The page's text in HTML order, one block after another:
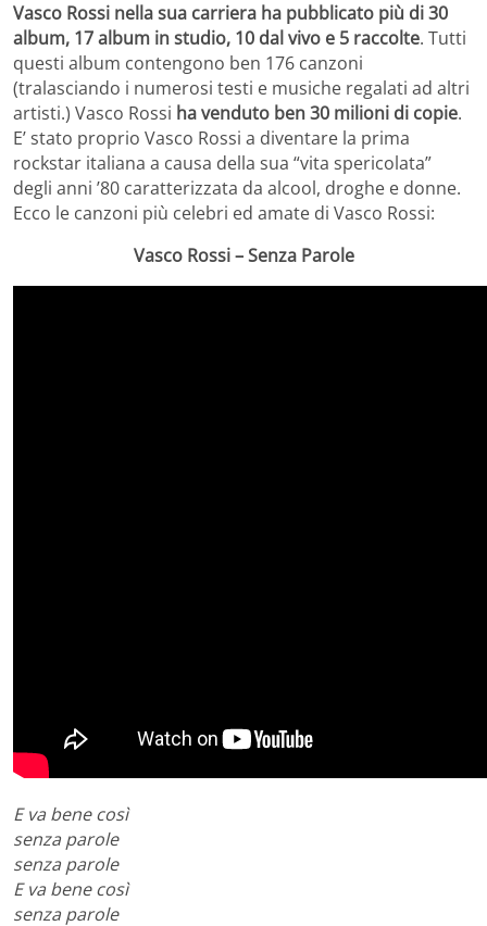
Vasco Rossi nella sua carriera ha pubblicato più di 30
album, 17 album in studio, 10 dal vivo e 5 raccolte. Tutti
questi album contengono ben 176 canzoni
(tralasciando i numerosi testi e musiche regalati ad altri
artisti.) Vasco Rossi ha venduto ben 30 milioni di copie.
E’ stato proprio Vasco Rossi a diventare la prima
rockstar italiana a causa della sua “vita spericolata”
degli anni ’80 caratterizzata da alcool, droghe e donne.
Ecco le canzoni più celebri ed amate di Vasco Rossi:
Vasco Rossi – Senza Parole
E va bene così
senza parole
senza parole
E va bene così
senza parole